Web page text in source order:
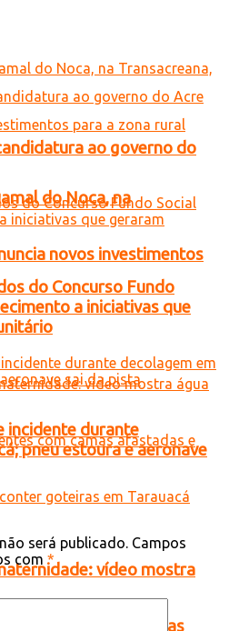
do Noca, na
novos investimentos
vídeo mostra
pacientes com camas
ao governo do
do Concurso Fundo
a iniciativas que
incidente durante
pneu estoura e aeronave
será publicado. Campos
com *